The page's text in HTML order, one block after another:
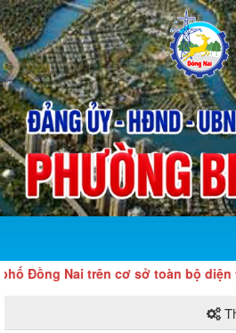
Nai trên cơ sở toàn bộ diện tích